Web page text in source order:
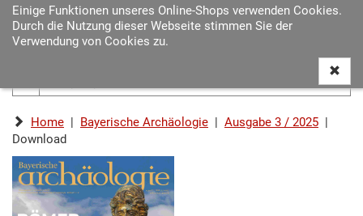
Einige Funktionen unseres Online-Shops verwenden Cookies.
Durch die Nutzung dieser Webseite stimmen Sie der
Verwendung von Cookies zu.
Home | Bayerische Archäologie | Ausgabe 3 / 2025 |
Download